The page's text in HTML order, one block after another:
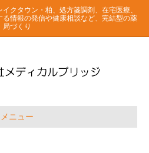
クタウン・柏、処方箋調剤、在宅医療、
情報の発信や健康相談など、完結型の薬
局づくり
メニュー